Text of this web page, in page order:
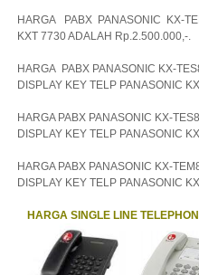
HARGA PABX PANASONIC KX-
KXT 7730 ADALAH Rp.2.500.000,-.
HARGA PABX PANASONIC KX-
DISPLAY KEY TELP PANASONIC
HARGA PABX PANASONIC KX-
DISPLAY KEY TELP PANASONIC
HARGA PABX PANASONIC KX-
DISPLAY KEY TELP PANASONIC
HARGA SINGLE LINE